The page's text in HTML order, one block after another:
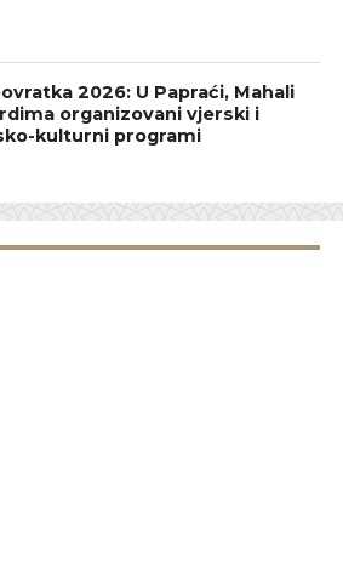
2026: U Papraći, Mahali
organizovani vjerski i
kulturni programi